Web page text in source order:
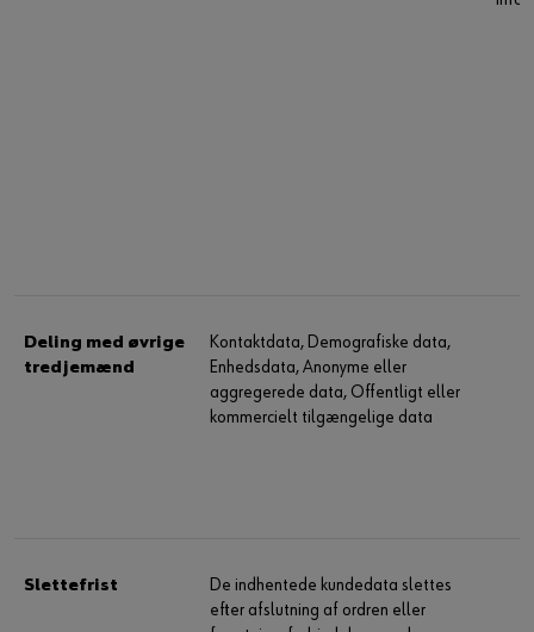
Deling med øvrige
tredjemænd
Kontaktdata, Demografiske data,
Enhedsdata, Anonyme eller
aggregerede data, Offentligt eller
kommercielt tilgængelige data
Slettefrist
De indhentede kundedata slettes
efter afslutning af ordren eller